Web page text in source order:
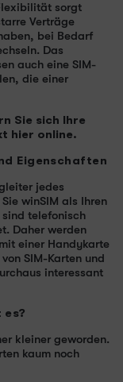
sorgt
Verträge
bei Bedarf
Das
auch eine SIM-
die einer
Sie sich Ihre
hier online.
Eigenschaften
jedes
winSIM als Ihren
telefonisch
Daher werden
einer Handykarte
SIM-Karten und
interessant
es?
kleiner geworden.
kaum noch